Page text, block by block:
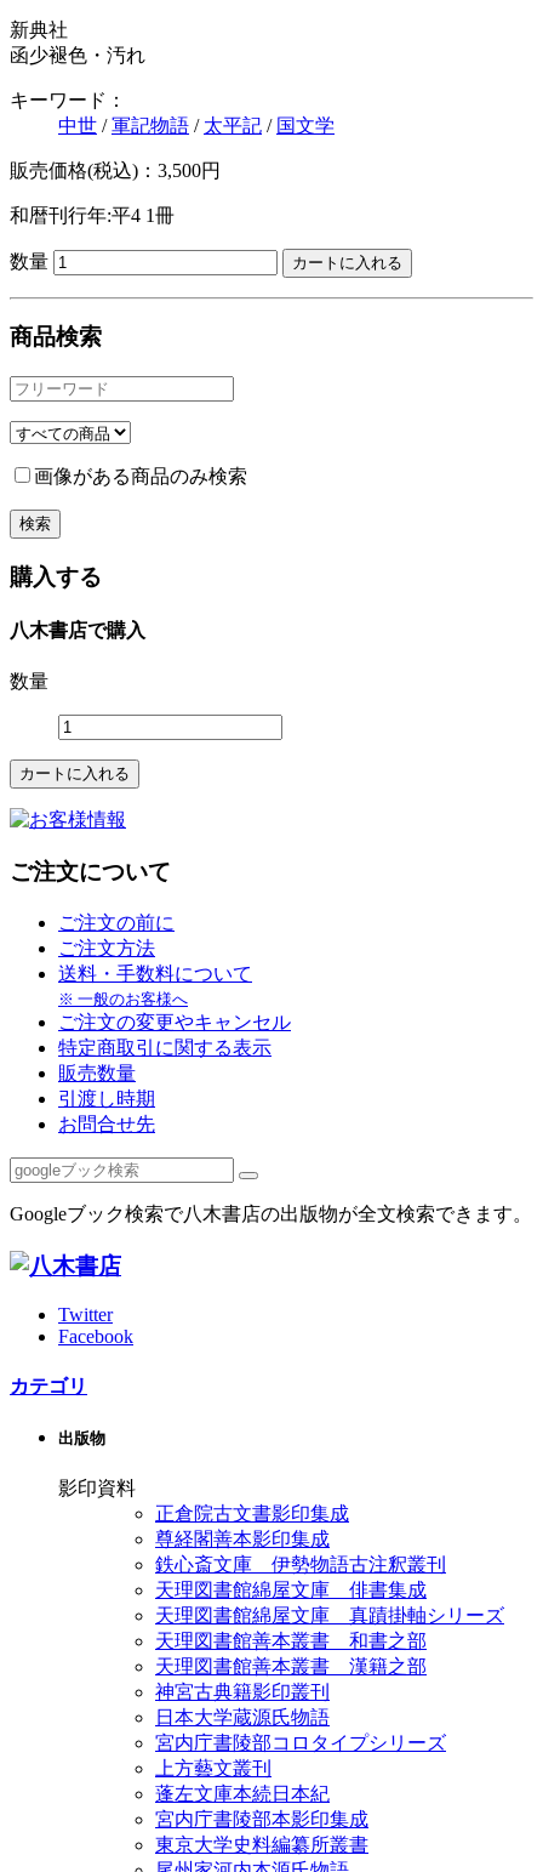
新典社
函少褪色・汚れ
キーワード：
中世 /軍記物語 / 太平記 / 国文学
販売価格(税込)：3,500円
和暦刊行年:平4 1冊
数量
商品検索
画像がある商品のみ検索
購入する
八木書店で購入
数量
ご注文について
ご注文の前に
ご注文方法
送料・手数料について
※ 一般のお客様へ
ご注文の変更やキャンセル
特定商取引に関する表示
販売数量
引渡し時期
お問合せ先
Googleブック検索で八木書店の出版物が全文検索できます。
Twitter
Facebook
カテゴリ
出版物
影印資料
正倉院古文書影印集成
尊経閣善本影印集成
鉄心斎文庫 伊勢物語古注釈叢刊
天理図書館綿屋文庫 俳書集成
天理図書館綿屋文庫 真蹟掛軸シリーズ
天理図書館善本叢書 和書之部
天理図書館善本叢書 漢籍之部
神宮古典籍影印叢刊
日本大学蔵源氏物語
宮内庁書陵部コロタイプシリーズ
上方藝文叢刊
蓬左文庫本続日本紀
宮内庁書陵部本影印集成
東京大学史料編纂所叢書